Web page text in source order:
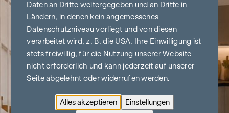
Daten an Dritte weitergegeben und an Dritte in
Ländern, in denen kein angemessenes
Datenschutzniveau vorliegt und von diesen
verarbeitet wird, z. B. die USA. Ihre Einwilligung ist
stets freiwillig, für die Nutzung unserer Website
nicht erforderlich und kann jederzeit auf unserer
Seite abgelehnt oder widerrufen werden.
Alles akzeptieren
Einstellungen